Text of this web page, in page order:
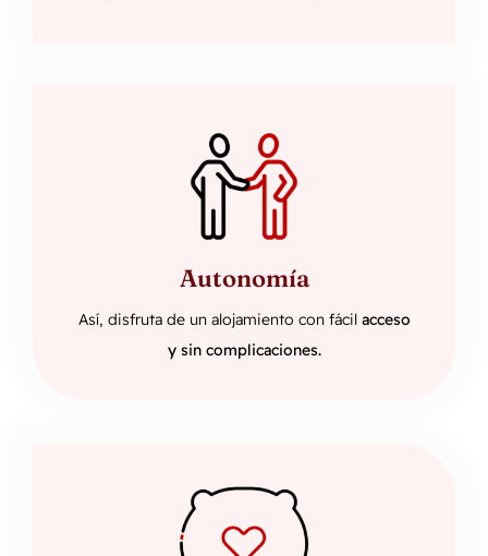
Autonomía
Así, disfruta de un alojamiento con fácil acceso
y sin complicaciones.